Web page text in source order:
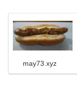
may73.xyz